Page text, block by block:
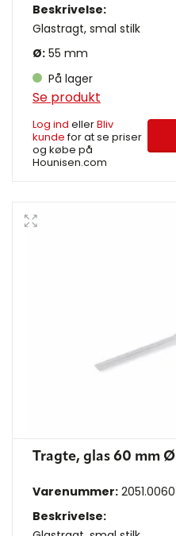
Beskrivelse:
Glastragt, smal stilk
Ø: 55 mm
På lager
Se produkt
Log ind ellerBliv
kundefor at se priser
og købe på
Hounisen.com
Tragte, glas 60 mm Ø
Varenummer: 2051.0060
Beskrivelse: